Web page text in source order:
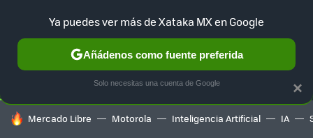
SELECCIÓN GAMING HOME AUTO TERRITORIO
HOY SE HABLA DE
Mercado Libre Motorola Inteligencia Artificial IA
×
Ya puedes ver más de Xataka MX en Google
Añádenos como fuente preferida
Solo necesitas una cuenta de Google